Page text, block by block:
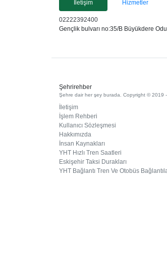
İletişim Hizmetler
02222392400
Gençlik bulvarı no:35/B Büyükdere
Şehrirehber
Şehre dair her şey burada. Copyright © 2019 -
İletişim
İşlem Rehberi
Kullanıcı Sözleşmesi
Hakkımızda
İnsan Kaynakları
YHT Hızlı Tren Saatleri
Eskişehir Taksi Durakları
YHT Bağlantı Tren Ve Otobüs